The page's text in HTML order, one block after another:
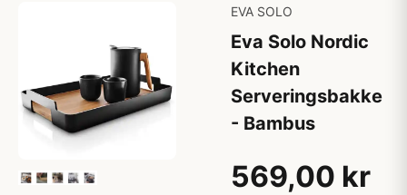
EVA SOLO
Eva Solo Nordic
Kitchen
Serveringsbakke
- Bambus
569,00 kr